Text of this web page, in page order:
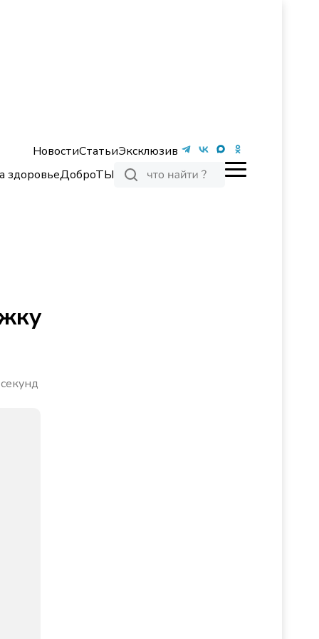
НовостиСтатьиЭксклюзив
здоровьеДоброТЫ